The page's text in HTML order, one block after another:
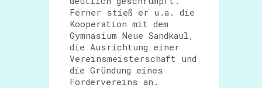
Ferner stieß er u.a. die
Kooperation mit dem
Gymnasium Neue Sandkaul,
die Ausrichtung einer
Vereinsmeisterschaft und
die Gründung eines
Fördervereins an.